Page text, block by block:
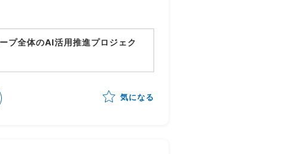
プ全体のAI活用推進プロジェク
り、業務プロセスの整理とAI活
化・整理
気になる